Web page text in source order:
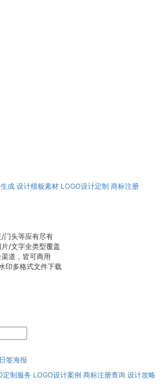
成 设计模板素材 LOGO设计定制 商标注册
门头等应有尽有
/文字全类型覆盖
道，皆可商用
印多格式文件下载
日签海报
定制服务 LOGO设计案例 商标注册查询 设计攻略